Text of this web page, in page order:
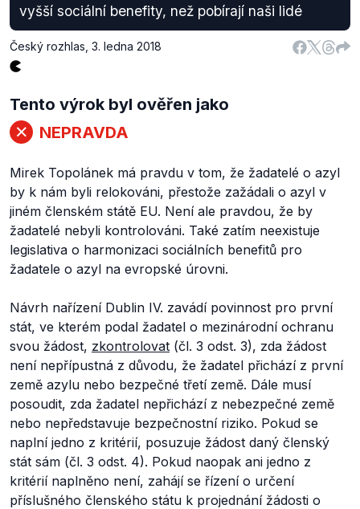
vyšší sociální benefity, než pobírají naši lidé
Český rozhlas 3. ledna 2018
Tento výrok byl ověřen jako
NEPRAVDA
Mirek Topolánek má pravdu v tom, že žadatelé o azyl
by k nám byli relokováni, přestože zažádali o azyl v
jiném členském státě EU. Není ale pravdou, že by
žadatelé nebyli kontrolováni. Také zatím neexistuje
legislativa o harmonizaci sociálních benefitů pro
žadatele o azyl na evropské úrovni.
Návrh nařízení Dublin IV. zavádí povinnost pro první
stát, ve kterém podal žadatel o mezinárodní ochranu
svou žádost, zkontrolovat (čl. 3 odst. 3), zda žádost
není nepřípustná z důvodu, že žadatel přichází z první
země azylu nebo bezpečné třetí země. Dále musí
posoudit, zda žadatel nepřichází z nebezpečné země
nebo nepředstavuje bezpečnostní riziko. Pokud se
naplní jedno z kritérií, posuzuje žádost daný členský
stát sám (čl. 3 odst. 4). Pokud naopak ani jedno z
kritérií naplněno není, zahájí se řízení o určení
příslušného členského státu k projednání žádosti o